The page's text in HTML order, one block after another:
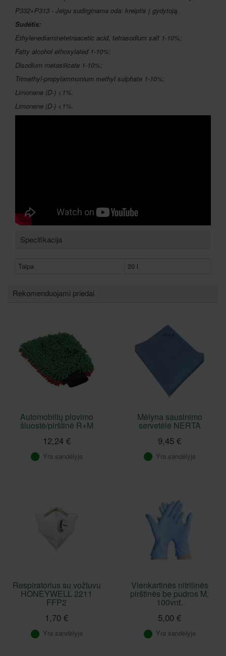
P332+P313 - Jeigu sudirginama oda: kreiptis į gydytoją.
Sudėtis:
Ethylenediaminetetraacetic acid, tetrasodium salt 1-10%;
Fatty alcohol ethoxylated 1-10%;
Disodium metasilicate 1-10%;
Trimethyl-propylammonium methyl sulphate 1-10%;
Limonene (D-) <1%.
Limonene (D-) <1%.
Specifikacija
Talpa 20 l
Rekomenduojami priedai
Automobilių plovimo
šluostė/pirštinė R+M
12,24 €
Yra sandėlyje
Mėlyna sausinimo
servetėlė NERTA
9,45 €
Yra sandėlyje
Respiratorius su vožtuvu
HONEYWELL 2211
FFP2
1,70 €
Yra sandėlyje
Vienkartinės nitrilinės
pirštinės be pudros M,
100vnt.
5,00 €
Yra sandėlyje